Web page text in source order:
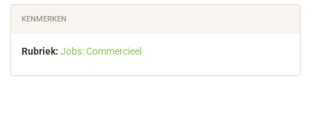
KENMERKEN
Rubriek: Jobs: Commercieel